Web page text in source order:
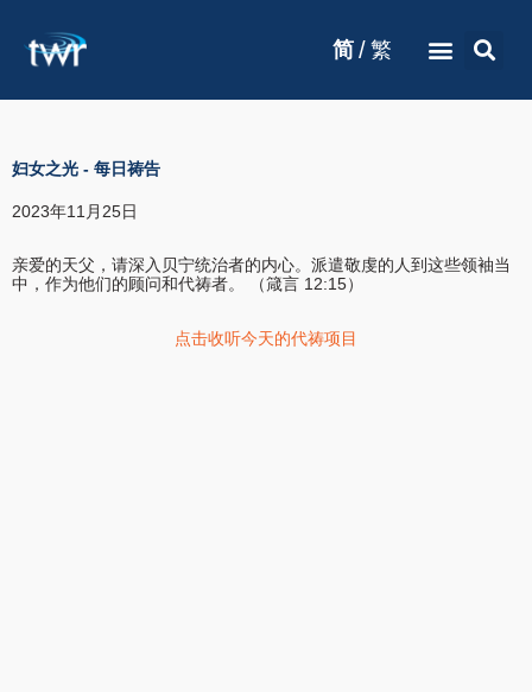
简 / 繁
妇女之光 - 每日祷告
2023年11月25日
亲爱的天父，请深入贝宁统治者的内心。派遣敬虔的人到这些领袖当
中，作为他们的顾问和代祷者。 （箴言 12:15）
点击收听今天的代祷项目